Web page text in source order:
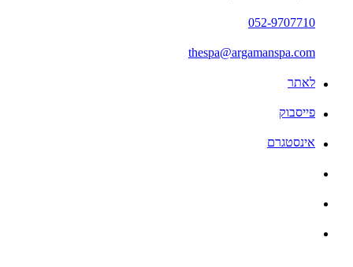
052-9707710
thespa@argamanspa.com
לאתר
פייסבוק
אינסטגרם